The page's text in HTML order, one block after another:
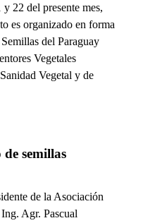
22 del presente mes,
es organizado en forma
del Paraguay
Vegetales
Vegetal y de
semillas
de la Asociación
Agr. Pascual